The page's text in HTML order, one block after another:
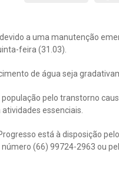
a uma manutenção
feira (31.03).
de água seja
pelo transtorno
essenciais.
está à disposição
(66) 99724-2963 ou